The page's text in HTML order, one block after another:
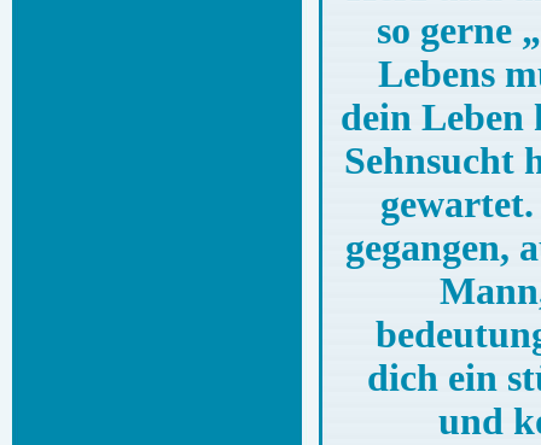
so gerne
Lebens
dein Leben
Sehnsucht
gegangen,
dich ein
und